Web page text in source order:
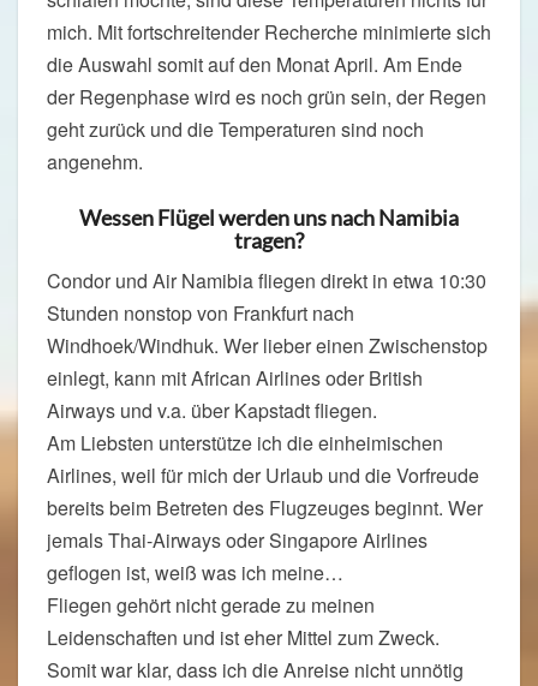
mich. Mit fortschreitender Recherche minimierte sich
die Auswahl somit auf den Monat April. Am Ende
der Regenphase wird es noch grün sein, der Regen
geht zurück und die Temperaturen sind noch
angenehm.
Wessen Flügel werden uns nach Namibia
tragen?
Condor und Air Namibia fliegen direkt in etwa 10:30
Stunden nonstop von Frankfurt nach
Windhoek/Windhuk. Wer lieber einen Zwischenstop
einlegt, kann mit African Airlines oder British
Airways und v.a. über Kapstadt fliegen.
Am Liebsten unterstütze ich die einheimischen
Airlines, weil für mich der Urlaub und die Vorfreude
bereits beim Betreten des Flugzeuges beginnt. Wer
jemals Thai-Airways oder Singapore Airlines
geflogen ist, weiß was ich meine…
Fliegen gehört nicht gerade zu meinen
Leidenschaften und ist eher Mittel zum Zweck.
Somit war klar, dass ich die Anreise nicht unnötig